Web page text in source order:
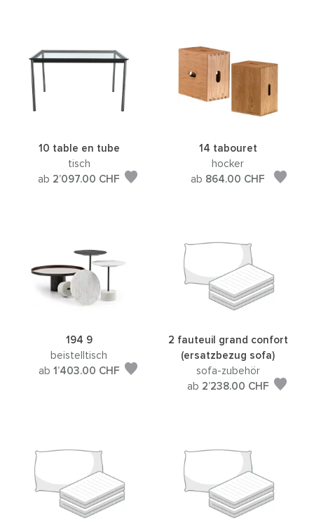
10 table en tube
tisch
ab 2’097.00 CHF
14 tabouret
hocker
ab 864.00 CHF
194 9
beistelltisch
ab 1’403.00 CHF
2 fauteuil grand confort
(ersatzbezug sofa)
sofa-zubehör
ab 2’238.00 CHF